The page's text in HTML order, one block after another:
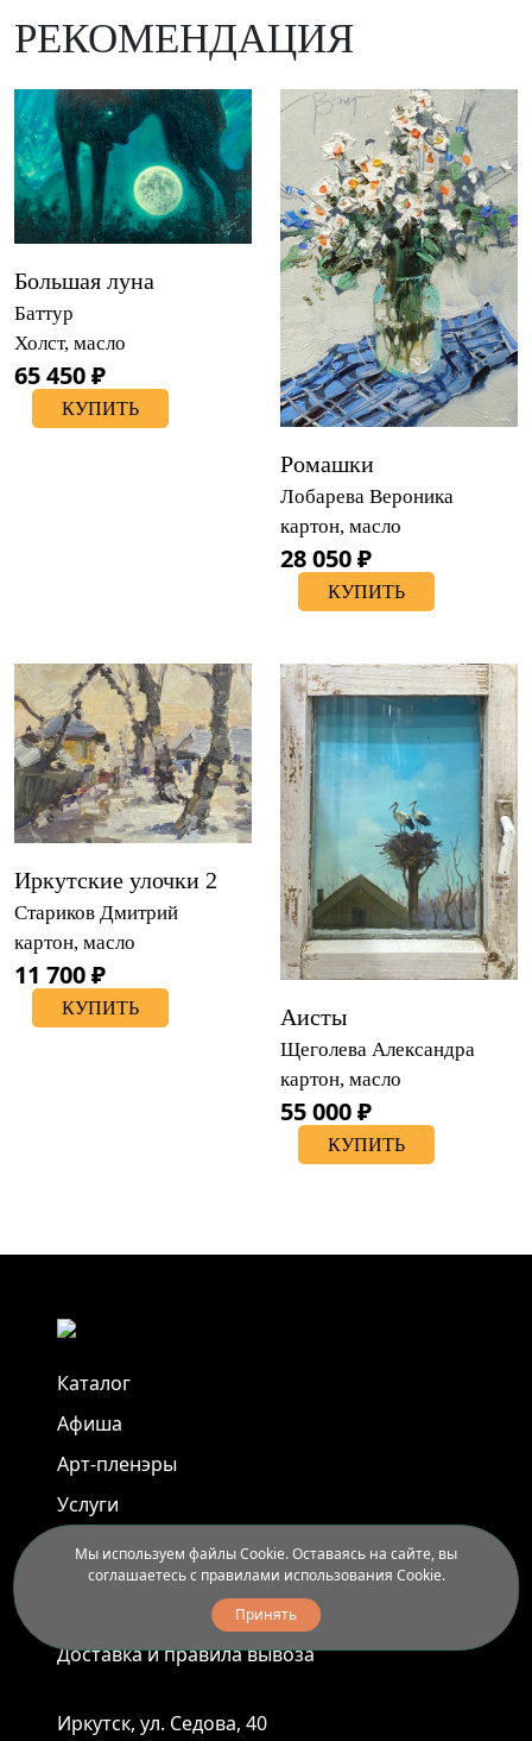
РЕКОМЕНДАЦИЯ
Большая луна
Баттур
Холст, масло
65 450 ₽
КУПИТЬ
Ромашки
Лобарева Вероника
картон, масло
28 050 ₽
КУПИТЬ
Иркутские улочки 2
Стариков Дмитрий
картон, масло
11 700 ₽
КУПИТЬ Аисты
Щеголева Александра
картон, масло
55 000 ₽
КУПИТЬ
Каталог
Афиша
Арт-пленэры
Услуги
Новости
Доставка и правила вывоза
Иркутск, ул. Седова, 40
Мы используем файлы Cookie. Оставаясь на сайте, вы
соглашаетесь с правилами использования Cookie.
Принять